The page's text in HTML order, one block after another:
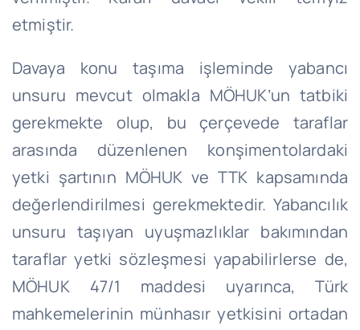
etmiştir.
Davaya konu taşıma işleminde yabancı
unsuru mevcut olmakla MÖHUK’un tatbiki
gerekmekte olup, bu çerçevede taraflar
arasında düzenlenen konşimentolardaki
yetki şartının MÖHUK ve TTK kapsamında
değerlendirilmesi gerekmektedir. Yabancılık
unsuru taşıyan uyuşmazlıklar bakımından
taraflar yetki sözleşmesi yapabilirlerse de,
MÖHUK 47/1 maddesi uyarınca, Türk
mahkemelerinin münhasır yetkisini ortadan